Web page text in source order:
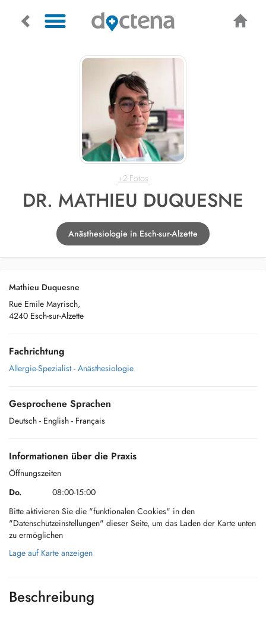
+2 Fotos
DR. MATHIEU DUQUESNE
Anästhesiologie in Esch-sur-Alzette
Mathieu Duquesne
Rue Emile Mayrisch,
4240 Esch-sur-Alzette
Fachrichtung
Allergie-Spezialist - Anästhesiologie
Gesprochene Sprachen
Deutsch - English - Français
Informationen über die Praxis
Öffnungszeiten
Do.
08:00-15:00
Bitte aktivieren Sie die "funktionalen Cookies" in den
"Datenschutzeinstellungen" dieser Seite, um das Laden der Karte unten
zu ermöglichen
Lage auf Karte anzeigen
Beschreibung